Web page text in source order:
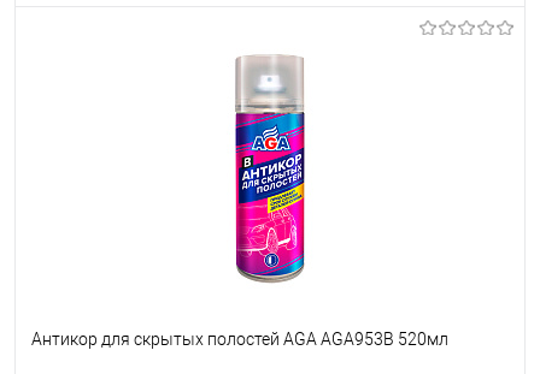
Антикор для скрытых полостей AGA AGA953B 520мл